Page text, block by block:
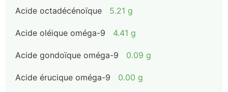
Acide octadécénoïque 5.21 g
Acide oléique oméga-9 4.41 g
Acide gondoïque oméga-9 0.09 g
Acide érucique oméga-9 0.00 g